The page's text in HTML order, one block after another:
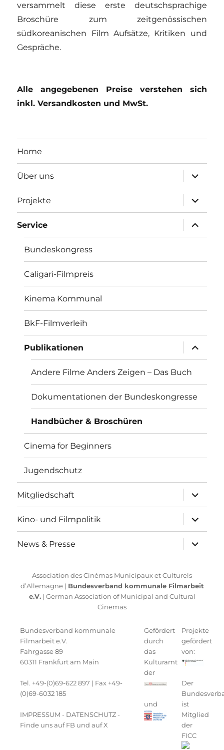
versammelt diese erste deutschsprachige
Broschüre zum zeitgenössischen
südkoreanischen Film Aufsätze, Kritiken und
Gespräche.
Alle angegebenen Preise verstehen sich
inkl. Versandkosten und MwSt.
Home
Über uns
anzeigen
Projekte
anzeigen
Service
anzeigen
Bundeskongress
Caligari-Filmpreis
Kinema Kommunal
BkF-Filmverleih
Publikationen
anzeigen
Andere Filme Anders Zeigen – Das Buch
Dokumentationen der Bundeskongresse
Handbücher & Broschüren
Cinema for Beginners
Jugendschutz
Mitgliedschaft
anzeigen
Kino- und Filmpolitik
anzeigen
News & Presse
anzeigen
Association des Cinémas Municipaux et Culturels
d’Allemagne | Bundesverband kommunale Filmarbeit
e.V.| German Association of Municipal and Cultural
Cinemas
Bundesverband kommunale
Filmarbeit e.V.
Fahrgasse 89
60311 Frankfurt am Main
Tel. +49-(0)69-622 897 | Fax +49-
(0)69-6032 185
IMPRESSUM - DATENSCHUTZ-
Finde uns auf FB und aufX
Gefördert
durch
das
Kulturamt
der
und
Projekte
gefördert
von:
Der
ist
Mitglied
der
FICC